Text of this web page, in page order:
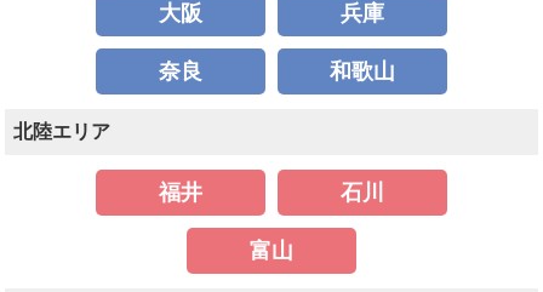
大阪 兵庫
奈良 和歌山
北陸エリア
福井 石川
富山